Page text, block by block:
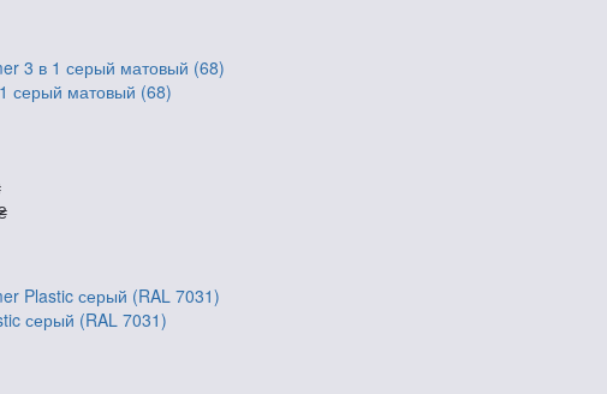
серый матовый (68)
серый (RAL 7031)